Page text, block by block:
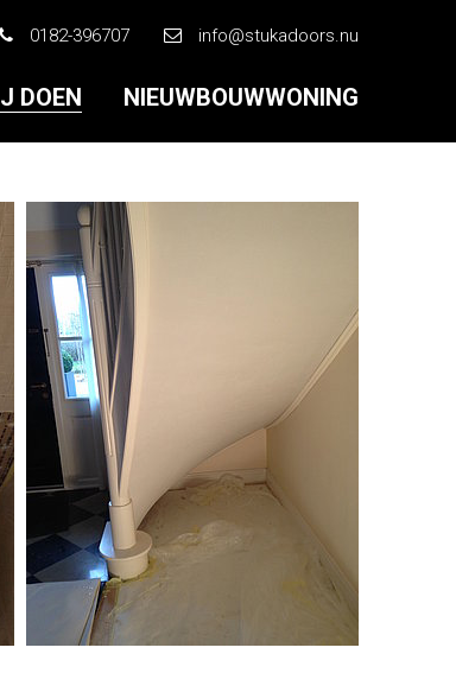
0182-396707 info@stukadoors.nu
DOEN NIEUWBOUWWONING